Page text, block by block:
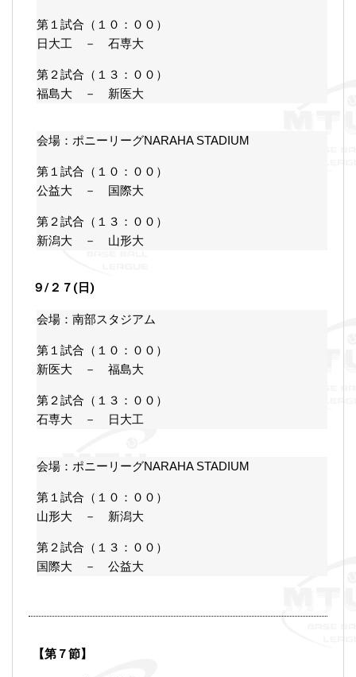
第１試合（１０：００）
日大工 － 石専大
第２試合（１３：００）
福島大 － 新医大
会場：ポニーリーグNARAHA STADIUM
第１試合（１０：００）
公益大 － 国際大
第２試合（１３：００）
新潟大 － 山形大
９/２７(日)
会場：南部スタジアム
第１試合（１０：００）
新医大 － 福島大
第２試合（１３：００）
石専大 － 日大工
会場：ポニーリーグNARAHA STADIUM
第１試合（１０：００）
山形大 － 新潟大
第２試合（１３：００）
国際大 － 公益大
【第７節】